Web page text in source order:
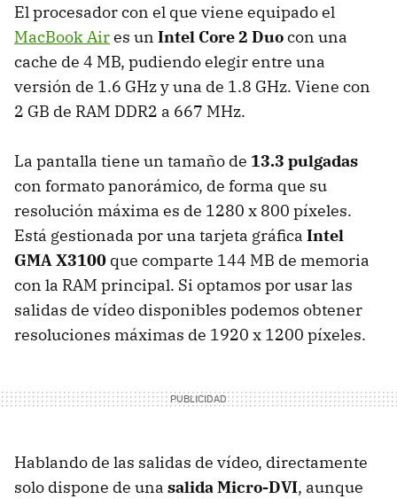
El procesador con el que viene equipado el
MacBook Aires un Intel Core 2 Duocon una
cache de 4 MB, pudiendo elegir entre una
versión de 1.6 GHz y una de 1.8 GHz. Viene con
2 GB de RAM DDR2 a 667 MHz.
La pantalla tiene un tamaño de 13.3 pulgadas
con formato panorámico, de forma que su
resolución máxima es de 1280 x 800 píxeles.
Está gestionada por una tarjeta gráfica Intel
GMA X3100 que comparte 144 MB de memoria
con la RAM principal. Si optamos por usar las
salidas de vídeo disponibles podemos obtener
resoluciones máximas de 1920 x 1200 píxeles.
Hablando de las salidas de vídeo, directamente
solo dispone de una salida Micro-DVI, aunque